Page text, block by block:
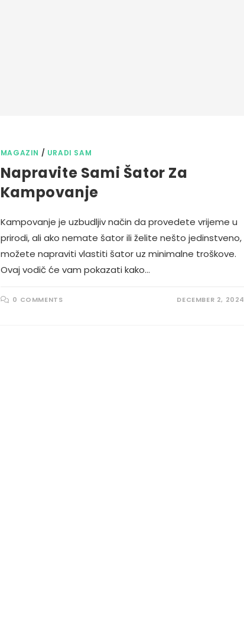
MAGAZIN / URADI SAM
Napravite Sami Šator Za
Kampovanje
Kampovanje je uzbudljiv način da provedete vrijeme u
prirodi, ali ako nemate šator ili želite nešto jedinstveno,
možete napraviti vlastiti šator uz minimalne troškove.
Ovaj vodič će vam pokazati kako…
0 COMMENTS DECEMBER 2, 2024